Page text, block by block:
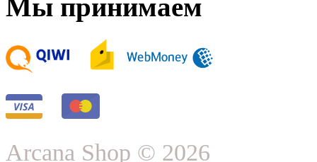
Мы принимаем
Arcana Shop © 2026